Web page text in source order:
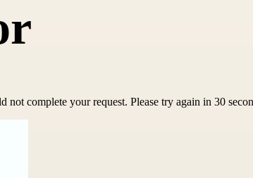
complete your request. Please try again in 30